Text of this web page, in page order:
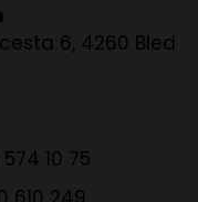
6, 4260 Bled
10 75